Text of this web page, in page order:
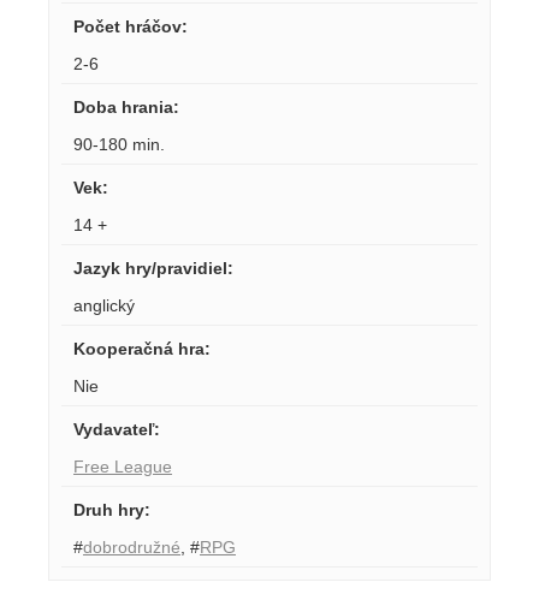
Počet hráčov:
2-6
Doba hrania:
90-180 min.
Vek:
14 +
Jazyk hry/pravidiel:
anglický
Kooperačná hra:
Nie
Vydavateľ:
Free League
Druh hry:
#dobrodružné #RPG